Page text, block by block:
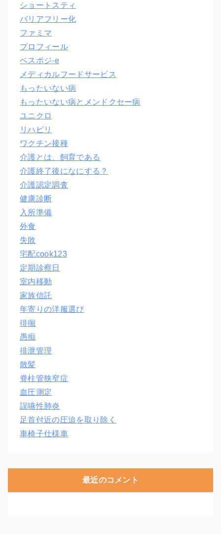
ショートスティ
バリアフリー化
ファミマ
プロフィール
ベスポジ-e
メディカルフードサービス
もったいない病
もったいない病とメンドクセー病
ユニクロ
リハビリ
ワクチン接種
介護とは、飼育である
介護終了後になにする？
介護認定調査
健康診断
入所準備
外食
失敗
宅配cook123
定期診察日
室内移動
家族信託
年寄りの洋服選び
徘徊
愚痴
排泄管理
散髪
脊柱管狭窄症
血圧測定
誤嚥性肺炎
足首付近の圧迫を取り除く
車椅子仕様車
最近のコメント